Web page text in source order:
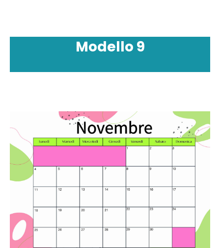
Modello 9